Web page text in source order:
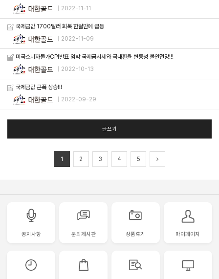
| 2022-11-11
국제금값 1700달러 회복 한달만에 급등
| 2022-11-09
미국소비자물가CPI발표 임박 국제금시세와 국내환율 변동성 불안전망!!!
| 2022-10-13
국제금값 큰폭 상승!!!
| 2022-09-29
글쓰기
1 2 3 4 5
공지사항 문의게시판 상품후기 마이페이지